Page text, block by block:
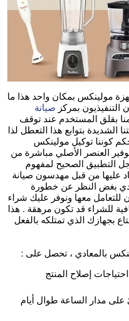
مولينكس بمكان واحد هذا ما
بمركز صيانة
بقلق المستخدم عند توقف
الشديدة بتوابع هذا التعطل لذا
كوننا توكيل مولينكس
العنصر الأصلي مباشرة من
التطبيق الصحيح لمفهوم
عليها من قبل مهدسون صيانة
بغض النظر عن خطورة
للتعامل معها ونوفر عليك شراء
للشراء قد تكون مرهقة . هذا
بجهازك الذي تمتلكه بالفعل
بالمعادي ، تحصل على :
إصلاح المنتج
مدار الساعة طوال أيام